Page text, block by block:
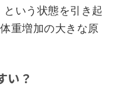
いう状態を引き起
重増加の大きな原
い？